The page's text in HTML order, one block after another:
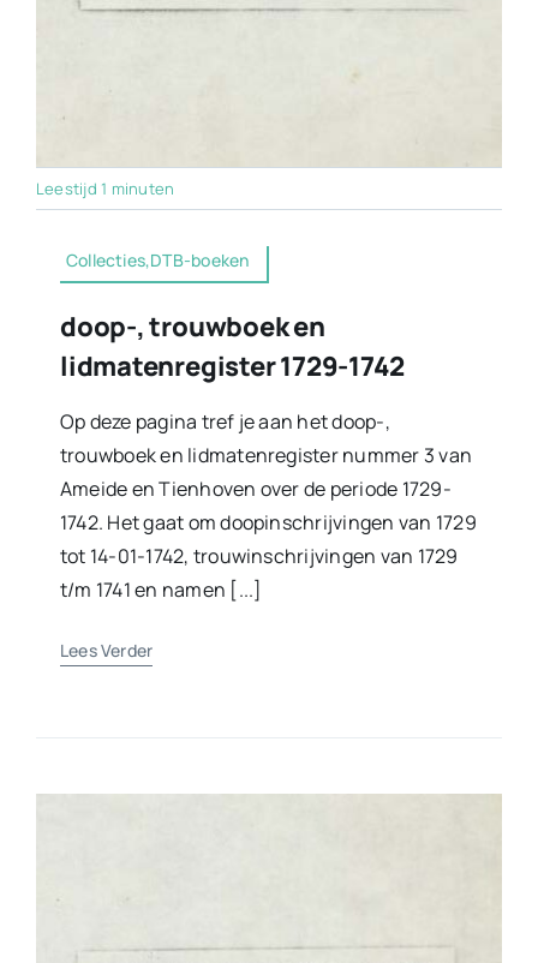
Leestijd 1 minuten
Collecties,DTB-boeken
doop-, trouwboek en
lidmatenregister 1729-1742
Op deze pagina tref je aan het doop-,
trouwboek en lidmatenregister nummer 3 van
Ameide en Tienhoven over de periode 1729-
1742. Het gaat om doopinschrijvingen van 1729
tot 14-01-1742, trouwinschrijvingen van 1729
t/m 1741 en namen [...]
Lees Verder